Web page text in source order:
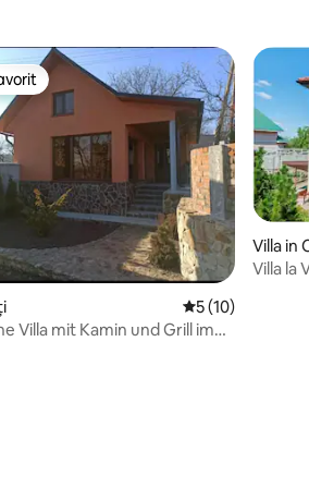
5 (10)
Villa mit Kamin und Grill im
Villa in
Villa la